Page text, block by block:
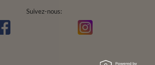
Suivez-nous: